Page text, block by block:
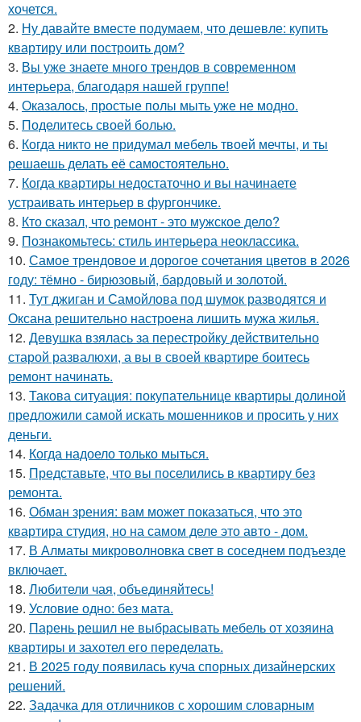
хочется.
2. Ну давайте вместе подумаем, что дешевле: купить
квартиру или построить дом?
3. Вы уже знаете много трендов в современном
интерьера, благодаря нашей группе!
4. Оказалось, простые полы мыть уже не модно.
5. Поделитесь своей болью.
6. Когда никто не придумал мебель твоей мечты, и ты
решаешь делать её самостоятельно.
7. Когда квартиры недостаточно и вы начинаете
устраивать интерьер в фургончике.
8. Кто сказал, что ремонт - это мужское дело?
9. Познакомьтесь: стиль интерьера неоклассика.
10. Самое трендовое и дорогое сочетания цветов в 2026
году: тёмно - бирюзовый, бардовый и золотой.
11. Тут джиган и Самойлова под шумок разводятся и
Оксана решительно настроена лишить мужа жилья.
12. Девушка взялась за перестройку действительно
старой развалюхи, а вы в своей квартире боитесь
ремонт начинать.
13. Такова ситуация: покупательнице квартиры долиной
предложили самой искать мошенников и просить у них
деньги.
14. Когда надоело только мыться.
15. Представьте, что вы поселились в квартиру без
ремонта.
16. Обман зрения: вам может показаться, что это
квартира студия, но на самом деле это авто - дом.
17. В Алматы микроволновка свет в соседнем подъезде
включает.
18. Любители чая, объединяйтесь!
19. Условие одно: без мата.
20. Парень решил не выбрасывать мебель от хозяина
квартиры и захотел его переделать.
21. В 2025 году появилась куча спорных дизайнерских
решений.
22. Задачка для отличников с хорошим словарным